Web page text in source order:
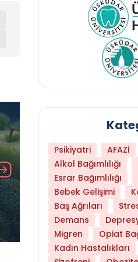
Daha Az
Psikiyatri AFAZİ
Alkol Bağımlılığı
Esrar Bağımlılığı
Bebek Gelişimi
Baş Ağrıları
Demans
Migren
Opiat
Kadın Hastalıkları